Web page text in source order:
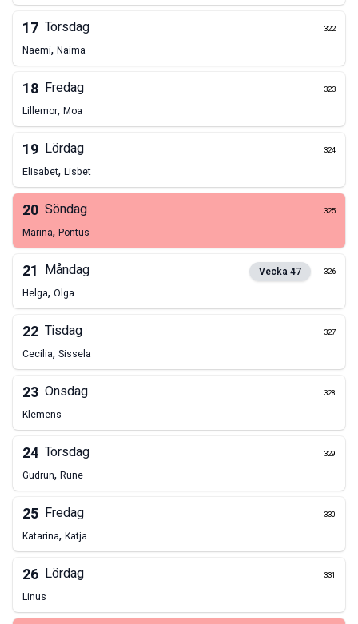
17 Torsdag 322
Naemi, Naima
18 Fredag 323
Lillemor, Moa
19 Lördag 324
Elisabet, Lisbet
20 Söndag 325
Marina, Pontus
21 Måndag Vecka47 326
Helga, Olga
22 Tisdag 327
Cecilia, Sissela
23 Onsdag 328
Klemens
24 Torsdag 329
Gudrun, Rune
25 Fredag 330
Katarina, Katja
26 Lördag 331
Linus